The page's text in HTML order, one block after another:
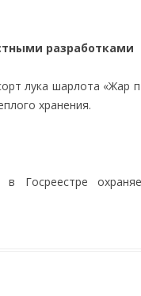
разработками
лука шарлота «Жар
хранения.
в Госреестре